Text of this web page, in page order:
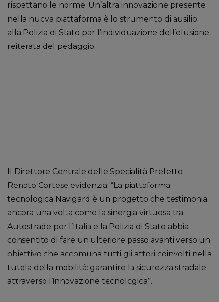
rispettano le norme. Un’altra innovazione presente
nella nuova piattaforma è lo strumento di ausilio
alla Polizia di Stato per l’individuazione dell’elusione
reiterata del pedaggio.
Il Direttore Centrale delle Specialità Prefetto
Renato Cortese evidenzia: “La piattaforma
tecnologica Navigard è un progetto che testimonia
ancora una volta come la sinergia virtuosa tra
Autostrade per l’Italia e la Polizia di Stato abbia
consentito di fare un ulteriore passo avanti verso un
obiettivo che accomuna tutti gli attori coinvolti nella
tutela della mobilità: garantire la sicurezza stradale
attraverso l’innovazione tecnologica”.